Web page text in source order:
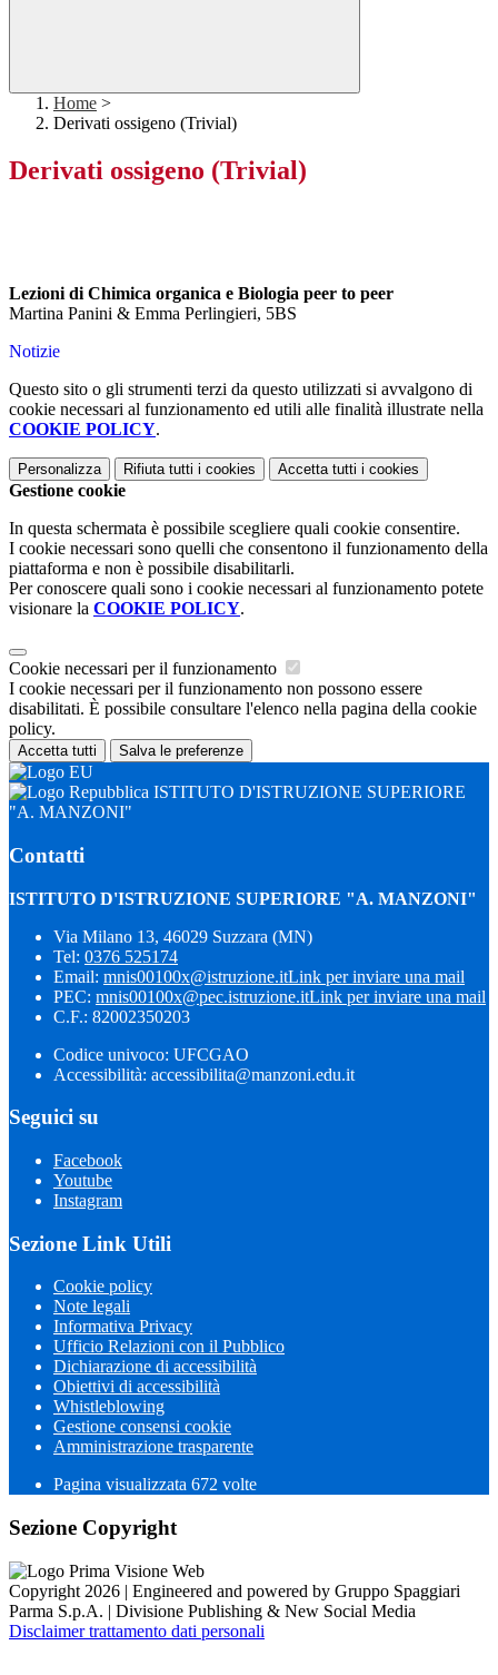
Home >
Derivati ossigeno (Trivial)
Derivati ossigeno (Trivial)
Lezioni di Chimica organica e Biologia peer to peer
Martina Panini & Emma Perlingieri, 5BS
Notizie
Questo sito o gli strumenti terzi da questo utilizzati si avvalgono di
cookie necessari al funzionamento ed utili alle finalità illustrate nella
COOKIE POLICY.
Personalizza Rifiuta tutti i cookies Accetta tutti i cookies
Gestione cookie
In questa schermata è possibile scegliere quali cookie consentire.
I cookie necessari sono quelli che consentono il funzionamento della
piattaforma e non è possibile disabilitarli.
Per conoscere quali sono i cookie necessari al funzionamento potete
visionare la COOKIE POLICY.
Cookie necessari per il funzionamento
I cookie necessari per il funzionamento non possono essere
disabilitati. È possibile consultare l'elenco nella pagina della cookie
policy.
Accetta tutti Salva le preferenze
ISTITUTO D'ISTRUZIONE SUPERIORE
"A. MANZONI"
Contatti
ISTITUTO D'ISTRUZIONE SUPERIORE "A. MANZONI"
Via Milano 13, 46029 Suzzara (MN)
Tel: 0376 525174
Email: mnis00100x@istruzione.itLink per inviare una mail
PEC: mnis00100x@pec.istruzione.itLink per inviare una mail
C.F.: 82002350203
Codice univoco: UFCGAO
Accessibilità: accessibilita@manzoni.edu.it
Seguici su
Facebook
Youtube
Instagram
Sezione Link Utili
Cookie policy
Note legali
Informativa Privacy
Ufficio Relazioni con il Pubblico
Dichiarazione di accessibilità
Obiettivi di accessibilità
Whistleblowing
Gestione consensi cookie
Amministrazione trasparente
Pagina visualizzata 672 volte
Sezione Copyright
Copyright 2026 | Engineered and powered by Gruppo Spaggiari
Parma S.p.A. | Divisione Publishing & New Social Media
Disclaimer trattamento dati personali